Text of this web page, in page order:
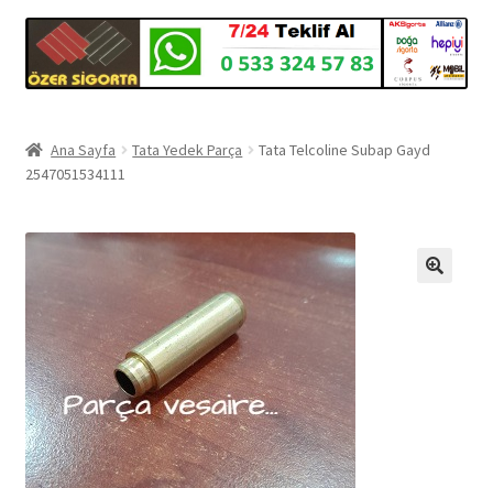
Ana Sayfa Tata Yedek Parça
Tata Telcoline Subap Gayd
2547051534111